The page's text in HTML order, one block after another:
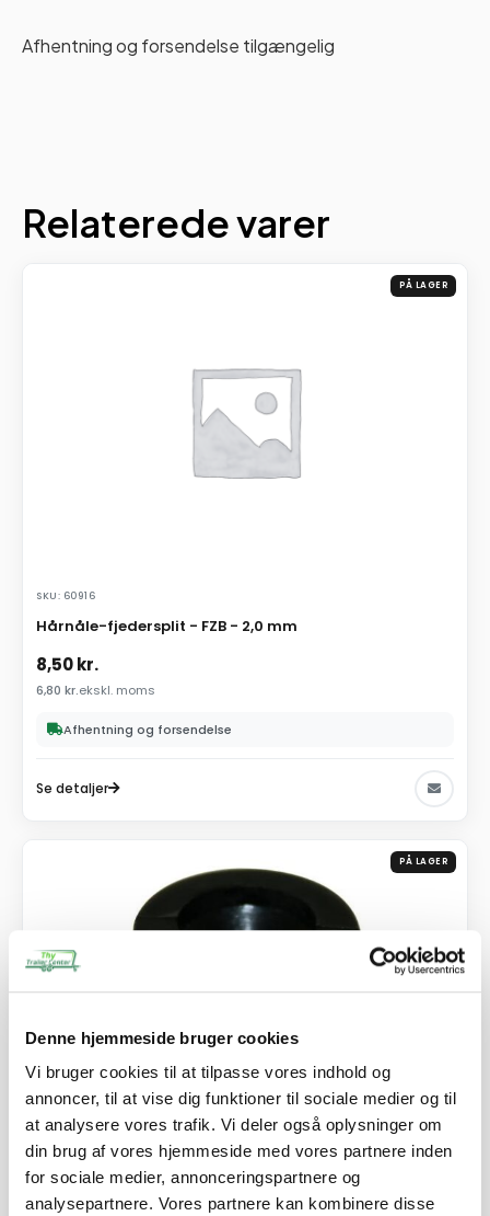
Denne hjemmeside bruger cookies
Vi bruger cookies til at tilpasse vores indhold og
annoncer, til at vise dig funktioner til sociale medier og til
at analysere vores trafik. Vi deler også oplysninger om
din brug af vores hjemmeside med vores partnere inden
for sociale medier, annonceringspartnere og
analysepartnere. Vores partnere kan kombinere disse
Afhentning og forsendelse tilgængelig
Relaterede varer
PÅ LAGER
SKU: 60916
Hårnåle-fjedersplit - FZB - 2,0 mm
8,50kr.
6,80 kr.ekskl. moms
Afhentning og forsendelse
Se detaljer
PÅ LAGER
SKU: 90018
Presenningsknop - stk.